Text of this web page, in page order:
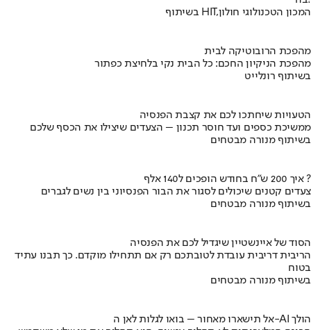
בשיתוף HIT,המכון הטכנולוגי חולון
מהפכת הרובוטיקה לבית
מהפכת הניקיון החכם: כל הבית נקי בלחיצת כפתור
בשיתוף רונלייט
הטעויות שיחתכו לכם את קצבת הפנסיה
ממשיכת כספים ועד חוסר תכנון – הצעדים שיצילו את הכסף שלכם
בשיתוף מנורה מבטחים
איך 200 ש"ח בחודש הופכים ל140 אלף ?
צעדים קטנים שיכולים לסגור את הבור הפנסיוני בין נשים לגברים
בשיתוף מנורה מבטחים
הסוד של איינשטיין שיגדיל לכם את הפנסיה
הריבית דריבית עובדת לטובתכם רק אם תתחילו מוקדם. כך תבנו עתיד
בטוח
בשיתוף מנורה מבטחים
אל תישארו מאחור – בואו לגלות לאן ה-AI הולך